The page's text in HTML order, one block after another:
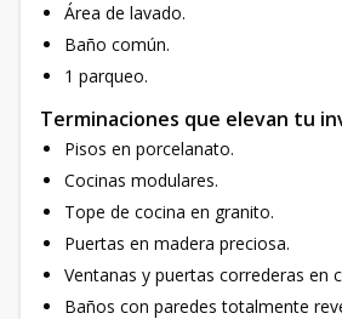
Área de lavado.
Baño común.
1 parqueo.
Terminaciones que elevan tu
Pisos en porcelanato.
Cocinas modulares.
Tope de cocina en granito.
Puertas en madera preciosa.
Ventanas y puertas correderas en
Baños con paredes totalmente